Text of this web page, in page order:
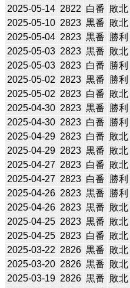
2025-05-14 2822 白番 敗北
2025-05-10 2823 黒番 敗北
2025-05-04 2823 黒番 勝利
2025-05-03 2823 黒番 敗北
2025-05-03 2823 白番 勝利
2025-05-02 2823 黒番 勝利
2025-05-02 2823 白番 敗北
2025-04-30 2823 黒番 勝利
2025-04-30 2823 白番 勝利
2025-04-29 2823 白番 敗北
2025-04-29 2823 黒番 敗北
2025-04-27 2823 白番 敗北
2025-04-27 2823 白番 勝利
2025-04-26 2823 黒番 勝利
2025-04-26 2823 黒番 敗北
2025-04-25 2823 黒番 敗北
2025-04-25 2823 白番 敗北
2025-03-22 2826 黒番 敗北
2025-03-20 2826 黒番 敗北
2025-03-19 2826 黒番 敗北